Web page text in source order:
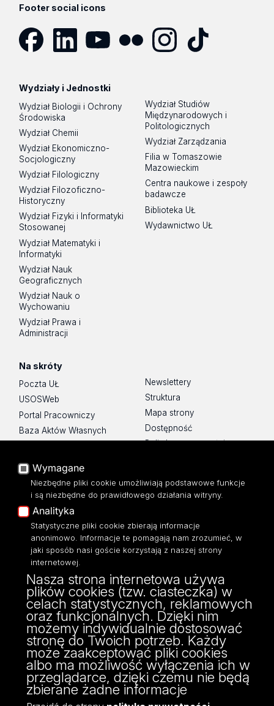
Footer social icons
Wydziały i Jednostki
Wydział Biologii i Ochrony
Środowiska
Wydział Chemii
Wydział Ekonomiczno-
Socjologiczny
Wydział Filologiczny
Wydział Filozoficzno-
Historyczny
Wydział Fizyki i Informatyki
Stosowanej
Wydział Matematyki i
Informatyki
Wydział Nauk
Geograficznych
Wydział Nauk o
Wychowaniu
Wydział Prawa i
Administracji
Wydział Studiów
Międzynarodowych i
Politologicznych
Wydział Zarządzania
Filia w Tomaszowie
Mazowieckim
Centra naukowe i zespoły
badawcze
Biblioteka UŁ
Wydawnictwo UŁ
Na skróty
Poczta UŁ
USOSWeb
Portal Pracowniczy
Baza Aktów Własnych
Eksperci UŁ
Polityka Prywatności
Dostępność
Newslettery
Struktura
Mapa strony
Dostępność
Polityka prywatności
Wydział Zarządzania
Uniwersytetu Łódzkiego
ul. Matejki 22/26
90-237 Łódź
tel: 42 635 51 22
NIP 724 000 32 43
Wymagane
Niezbędne pliki cookie umożliwiają podstawowe funkcje
i są niezbędne do prawidłowego działania witryny.
Analityka
Statystyczne pliki cookie zbierają informacje
anonimowo. Informacje te pomagają nam zrozumieć, w
jaki sposób nasi goście korzystają z naszej strony
internetowej.
Nasza strona internetowa używa
plików cookies (tzw. ciasteczka) w
celach statystycznych, reklamowych
oraz funkcjonalnych. Dzięki nim
możemy indywidualnie dostosować
stronę do Twoich potrzeb. Każdy
może zaakceptować pliki cookies
albo ma możliwość wyłączenia ich w
przeglądarce, dzięki czemu nie będą
zbierane żadne informacje